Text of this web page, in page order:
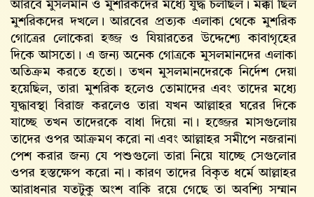
আরবে মুসলমান ও মুশরিকদের মধ্যে যুদ্ধ চলছিল। মক্কা ছিল
মুশরিকদের দখলে। আরবের প্রত্যক এলাকা থেকে মুশরিক
গোত্রের লোকেরা হজ্জ ও যিয়ারতের উদ্দেশ্যে কাবাগৃহের
দিকে আসতো। এ জন্য অনেক গোত্রকে মুসলমানদের এলাকা
অতিক্রম করতে হতো। তখন মুসলমানদেরকে নির্দেশ দেয়া
হয়েছিল, তারা মুশরিক হলেও তোমাদের এবং তাদের মধ্যে
যুদ্ধাবস্থা বিরাজ করলেও তারা যখন আল্লাহর ঘরের দিকে
যাচ্ছে তখন তাদেরকে বাধা দিয়ো না। হজ্জের মাসগুলোয়
তাদের ওপর আক্রমণ করো না এবং আল্লাহর সমীপে নজরানা
পেশ করার জন্য যে পশুগুলো তারা নিয়ে যাচ্ছে সেগুলোর
ওপর হস্তক্ষেপ করো না। কারণ তাদের বিকৃত ধর্মে আল্লাহর
আরাধনার যতটুকু অংশ বাকি রয়ে গেছে তা অবশ্যি সম্মান